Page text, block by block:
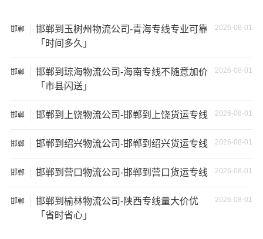
货车
方
17.5米
货车
137立
方
29吨
17.5×2.8×2.9
家不靠谱的物流公司，可能会面临以下风险和损失：
邯郸 2026-08-01
邯郸到玉树州物流公司-青海专线专业可靠
「时间多久」
邯郸 2026-08-01
邯郸到琼海物流公司-海南专线不随意加价
「市县闪送」
邯郸 2026-08-01
邯郸到上饶物流公司-邯郸到上饶货运专线
邯郸 2026-08-01
邯郸到绍兴物流公司-邯郸到绍兴货运专线
邯郸 2026-08-01
邯郸到营口物流公司-邯郸到营口货运专线
邯郸 2026-08-01
邯郸到榆林物流公司-陕西专线量大价优
「省时省心」